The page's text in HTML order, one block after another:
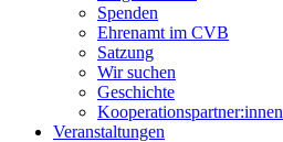
Spenden
Ehrenamt im CVB
Satzung
Wir suchen
Geschichte
Kooperationspartner:innen
Veranstaltungen